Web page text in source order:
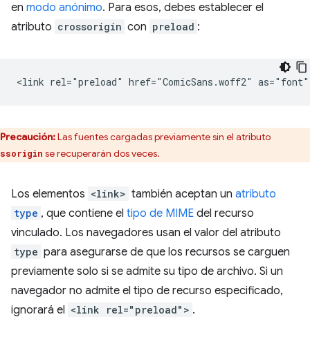
en modo anónimo. Para esos, debes establecer el
atributo crossorigin con preload :
Precaución:Las fuentes cargadas previamente sin el atributo
se recuperarán dos veces.
Los elementos <link> también aceptan un atributo
type , que contiene el tipo de MIME del recurso
vinculado. Los navegadores usan el valor del atributo
type para asegurarse de que los recursos se carguen
previamente solo si se admite su tipo de archivo. Si un
navegador no admite el tipo de recurso especificado,
ignorará el <link rel="preload"> .